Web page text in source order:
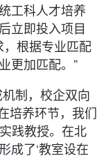
工科人才培养
立即投入项目
根据专业匹配
更加匹配。”
制，校企双向
培养环节，我们
践教授。在北
成了‘教室设在